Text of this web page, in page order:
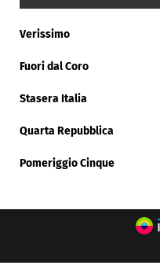
Verissimo
Fuori dal Coro
Stasera Italia
Quarta Repubblica
Pomeriggio Cinque